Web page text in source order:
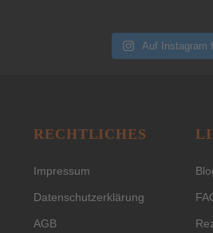
Auf Instagram
RECHTLICHES
Impressum
Datenschutzerklärung
AGB